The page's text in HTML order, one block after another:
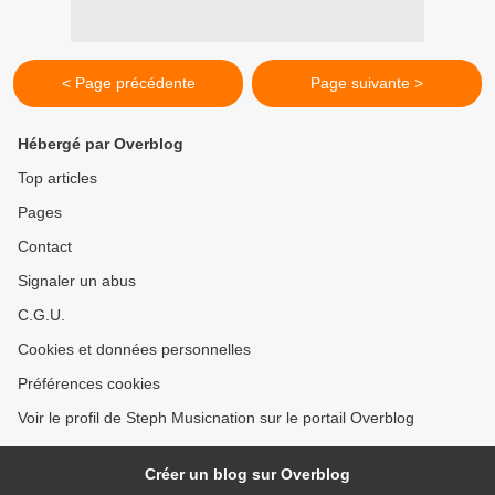
< Page précédente Page suivante >
Hébergé par Overblog
Top articles
Pages
Contact
Signaler un abus
C.G.U.
Cookies et données personnelles
Préférences cookies
Voir le profil de Steph Musicnation sur le portail Overblog
Créer un blog sur Overblog